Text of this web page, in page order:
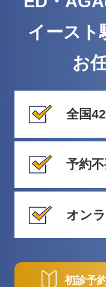
イースト
お
全国
予約
オン
初診予